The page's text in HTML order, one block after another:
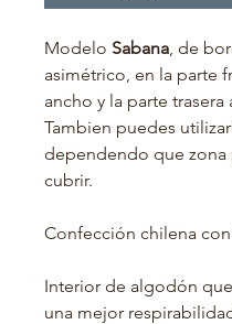
Modelo Sabana, de
asimétrico, en la parte
ancho y la parte trasera
Tambien puedes
dependendo que zona
cubrir.
Confección chilena con
Interior de algodón
una mejor